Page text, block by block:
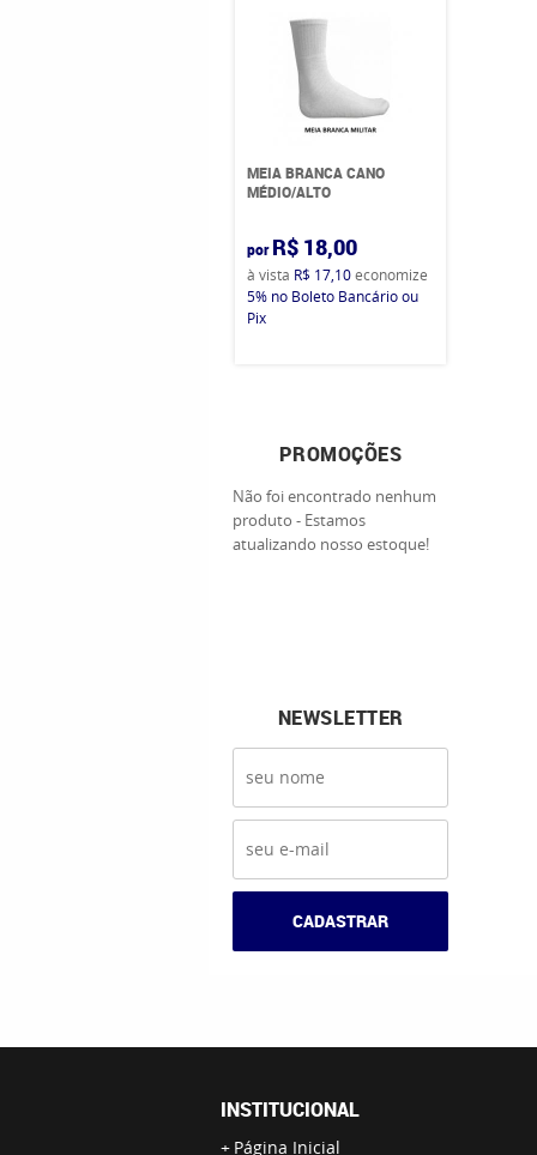
MEIA BRANCA CANO
MÉDIO/ALTO
por R$ 18,00
à vista R$ 17,10economize
5% no Boleto Bancário ou
Pix
PROMOÇÕES
Não foi encontrado nenhum
produto - Estamos
atualizando nosso estoque!
NEWSLETTER
CADASTRAR
INSTITUCIONAL
Página Inicial